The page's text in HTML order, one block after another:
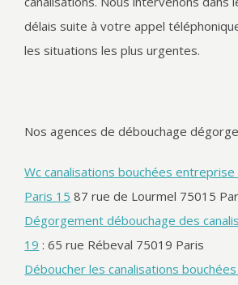
délais suite à votre appel
les situations les plus urgentes.
Nos agences de débouchage
Wc canalisations bouchées
Paris 15 87 rue de Lourmel 75015
Dégorgement débouchage des
19 : 65 rue Rébeval 75019 Paris
Déboucher les canalisations